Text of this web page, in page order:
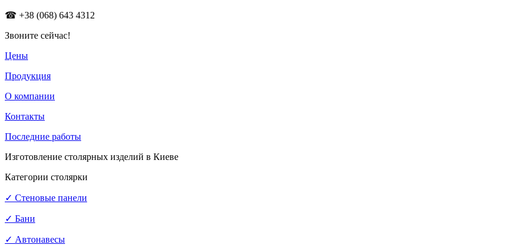
☎ +38 (068) 643 4312
Звоните сейчас!
Цены
Продукция
О компании
Контакты
Последние работы
Изготовление столярных изделий в Киеве
Категории столярки
✓ Стеновые панели
✓ Бани
✓ Автонавесы